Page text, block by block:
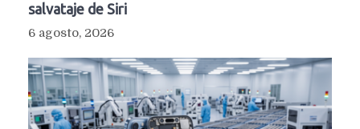
salvataje de Siri
6 agosto, 2026